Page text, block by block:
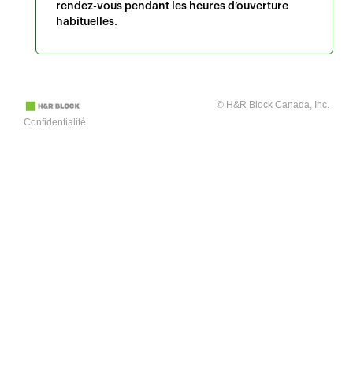
rendez-vous pendant les heures d’ouverture
habituelles.
Confidentialité
© H&R Block Canada, Inc.